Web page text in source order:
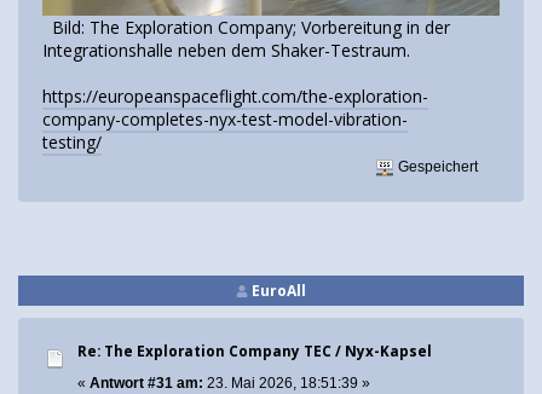
Bild: The Exploration Company; Vorbereitung in der
Integrationshalle neben dem Shaker-Testraum.
https://europeanspaceflight.com/the-exploration-
company-completes-nyx-test-model-vibration-
testing/
Gespeichert
EuroAll
Re: The Exploration Company TEC / Nyx-Kapsel
« Antwort #31 am: 23. Mai 2026, 18:51:39 »